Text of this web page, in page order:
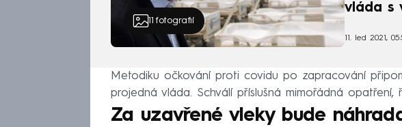
11 fotografií
vláda s
11. led 2021,
Metodiku očkování proti covidu po zapracování
projedná vláda. Schválí příslušná mimořádná opatření,
Za uzavřené vleky bude